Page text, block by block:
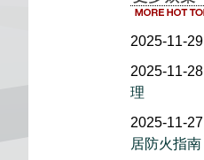
2025-11-29
2025-11-28
理
2025-11-27
居防火指南